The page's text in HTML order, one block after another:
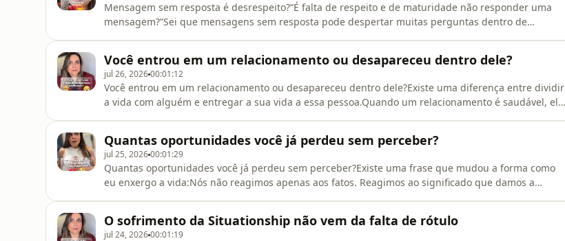
Mensagem sem resposta é desrespeito?“É falta de respeito e de maturidade não responder uma
mensagem?”Sei que mensagens sem resposta pode despertar muitas perguntas dentro de
tenta preencher o silêncio com histórias. E essas hi
Você entrou em um relacionamento ou desapareceu dentro dele?
jul 26, 202600:01:12
Você entrou em um relacionamento ou desapareceu dentro dele?Existe uma diferença entre dividir
a vida com alguém e entregar a sua vida a essa pessoa.Quando um relacionamento é saudável, ele
poucos, você deixa de fazer o que gos
Quantas oportunidades você já perdeu sem perceber?
jul 25, 202600:01:29
Quantas oportunidades você já perdeu sem perceber?Existe uma frase que mudou a forma como
eu enxergo a vida:Nós não reagimos apenas aos fatos. Reagimos ao significado que damos a
existiam.Mas porque não combinavam com a
O sofrimento da Situationship não vem da falta de rótulo
jul 24, 202600:01:19